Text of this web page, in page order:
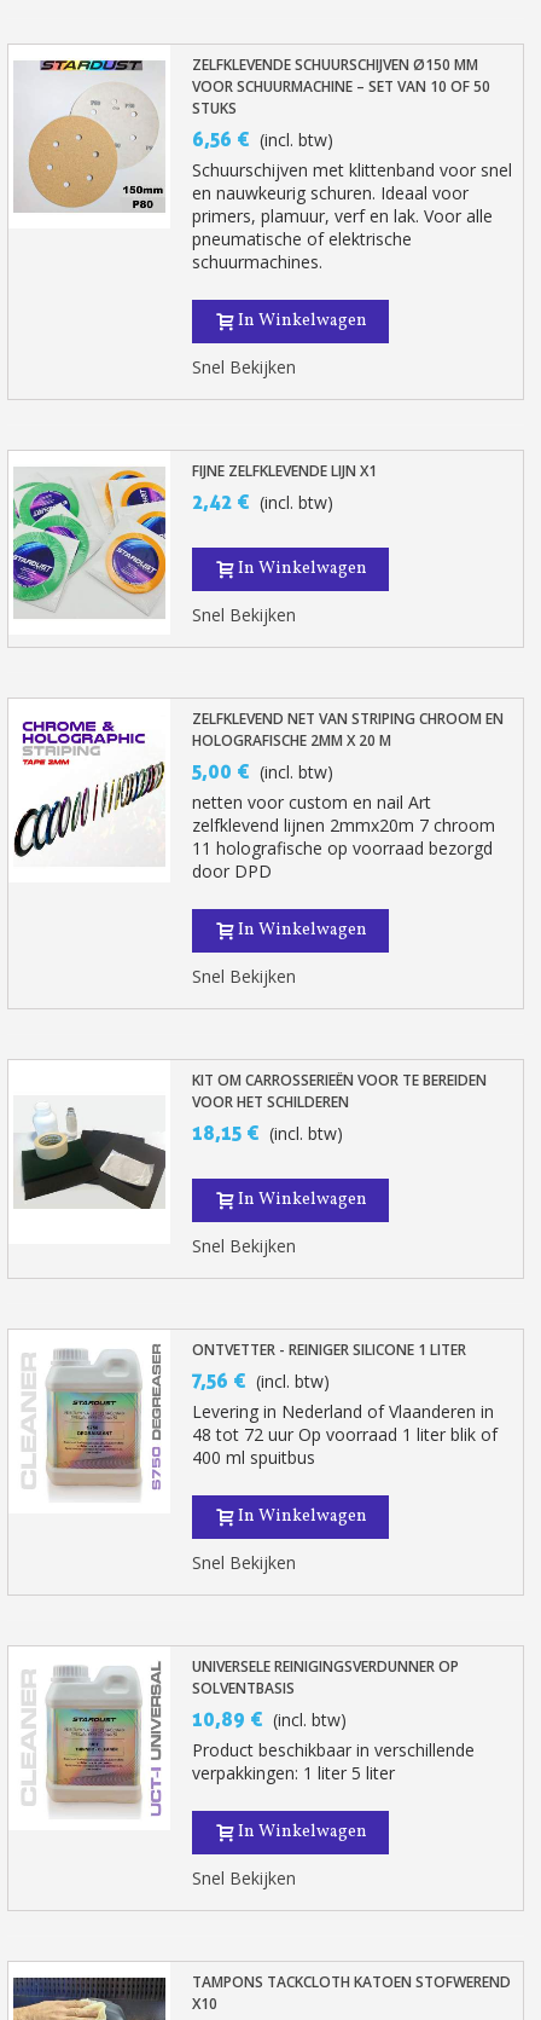
ZELFKLEVENDE SCHUURSCHIJVEN Ø150 MM
VOOR SCHUURMACHINE – SET VAN 10 OF 50
STUKS
6,56 € (incl. btw)
Schuurschijven met klittenband voor snel
en nauwkeurig schuren. Ideaal voor
primers, plamuur, verf en lak. Voor alle
pneumatische of elektrische
schuurmachines.
In Winkelwagen
Snel Bekijken
FIJNE ZELFKLEVENDE LIJN X1
2,42 € (incl. btw)
In Winkelwagen
Snel Bekijken
ZELFKLEVEND NET VAN STRIPING CHROOM EN
HOLOGRAFISCHE 2MM X 20 M
5,00 € (incl. btw)
netten voor custom en nail Art
zelfklevend lijnen 2mmx20m 7 chroom
11 holografische op voorraad bezorgd
door DPD
In Winkelwagen
Snel Bekijken
KIT OM CARROSSERIEËN VOOR TE BEREIDEN
VOOR HET SCHILDEREN
18,15 € (incl. btw)
In Winkelwagen
Snel Bekijken
ONTVETTER - REINIGER SILICONE 1 LITER
7,56 € (incl. btw)
Levering in Nederland of Vlaanderen in
48 tot 72 uur Op voorraad 1 liter blik of
400 ml spuitbus
In Winkelwagen
Snel Bekijken
UNIVERSELE REINIGINGSVERDUNNER OP
SOLVENTBASIS
10,89 € (incl. btw)
Product beschikbaar in verschillende
verpakkingen: 1 liter 5 liter
In Winkelwagen
Snel Bekijken
TAMPONS TACKCLOTH KATOEN STOFWEREND
X10